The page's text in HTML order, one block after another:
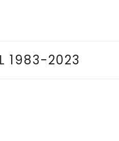
1983-2023